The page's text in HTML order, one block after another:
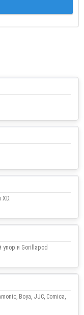
и Gorillapod
Boya, JJC, Comica,